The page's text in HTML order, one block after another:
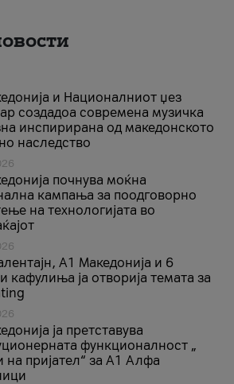
и Националниот џез
создадоа современа музичка
инспирирана од македонското
наследство
почнува моќна
кампања за поодговорно
на технологијата во
A1 Македонија и 6
кафулиња ја отворија темата за
ја претставува
функционалност „
на пријател“ за А1 Алфа